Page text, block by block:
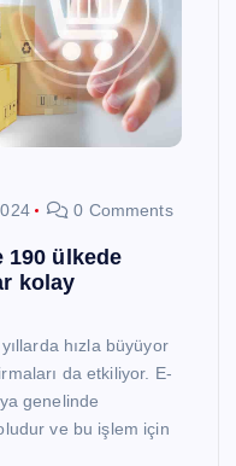
0 Comments
190 ülkede
kolay
hızla büyüyor
da etkiliyor. E-
genelinde
ve bu işlem için